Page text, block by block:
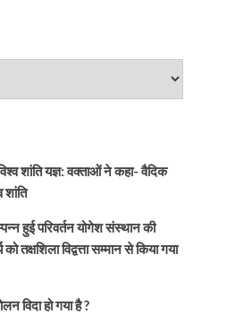
शांति यज्ञ: वक्ताओं ने कहा- वैदिक
हुई परिवर्तन योगेश संस्थान की
तक्षशिला विद्वत्ता सम्मान से किया गया
विदा हो गया है ?